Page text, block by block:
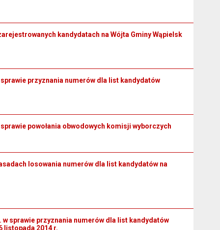
kandydatach na Wójta Gminy Wąpielsk
przyznania numerów dla list kandydatów
powołania obwodowych komisji wyborczych
losowania numerów dla list kandydatów na
r. w sprawie przyznania numerów dla list kandydatów
listopada 2014 r.